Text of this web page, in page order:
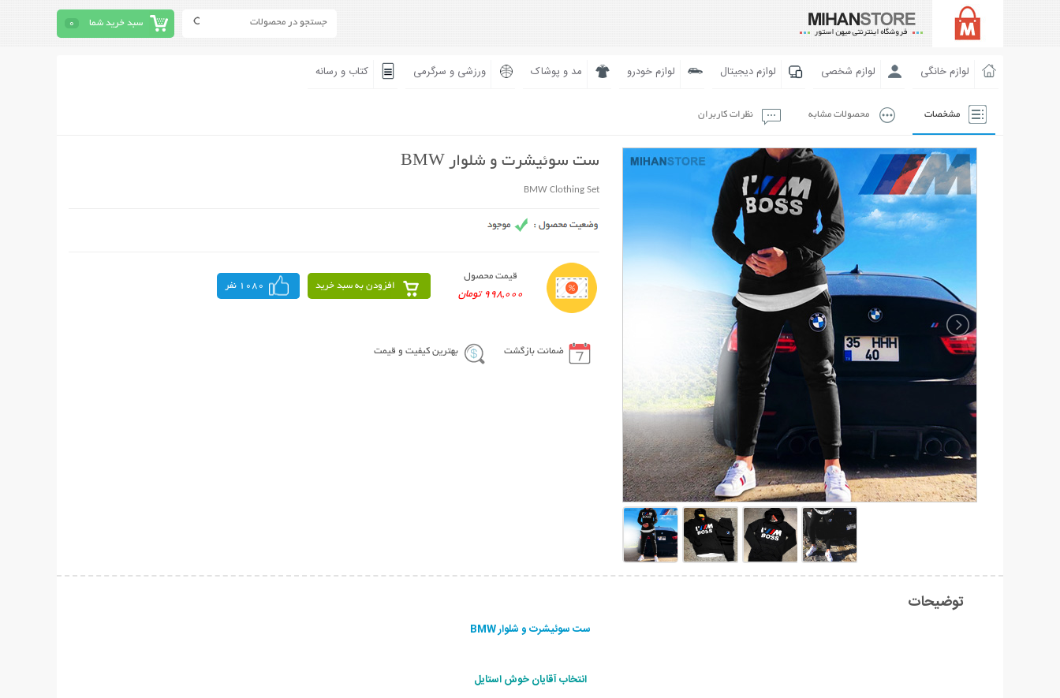
سبد خرید شما 0
لوازم خانگی لوازم شخصی لوازم دیجیتال لوازم خودرو مد و پوشاک ورزشی و سرگرمی کتاب و رسانه
مشخصات محصولات مشابه نظرات کاربران
ست سوئیشرت و شلوار BMW
BMW Clothing Set
قیمت محصول
998,000 تومان
افزودن به سبد خرید 1080 نفر
ضمانت بازگشت بهترین کیفیت و قیمت
توضیحات
ست سوئیشرت و شلوار BMW
انتخاب آقایان خوش استایل